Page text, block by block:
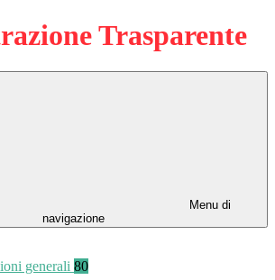
Trasparente
Menu di
navigazione
generali 80